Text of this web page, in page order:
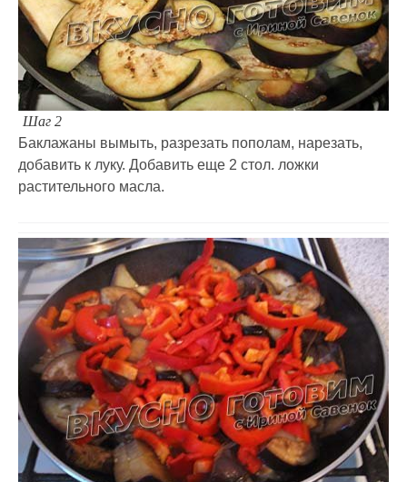
Шаг 2
Баклажаны вымыть, разрезать пополам, нарезать,
добавить к луку. Добавить еще 2 стол. ложки
растительного масла.